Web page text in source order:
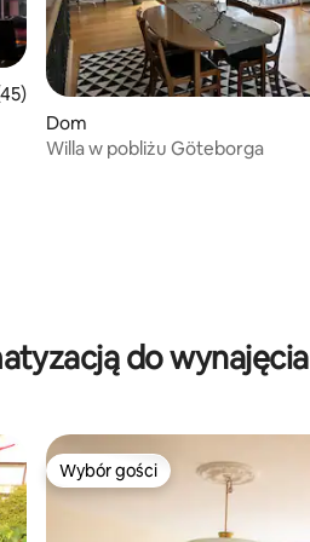
ocena: 4,96 na 5, liczba recenzji: 45
Dom
Willa w pobliżu Göteborga
do wynajęcia
Wybór gości
Wybór gości